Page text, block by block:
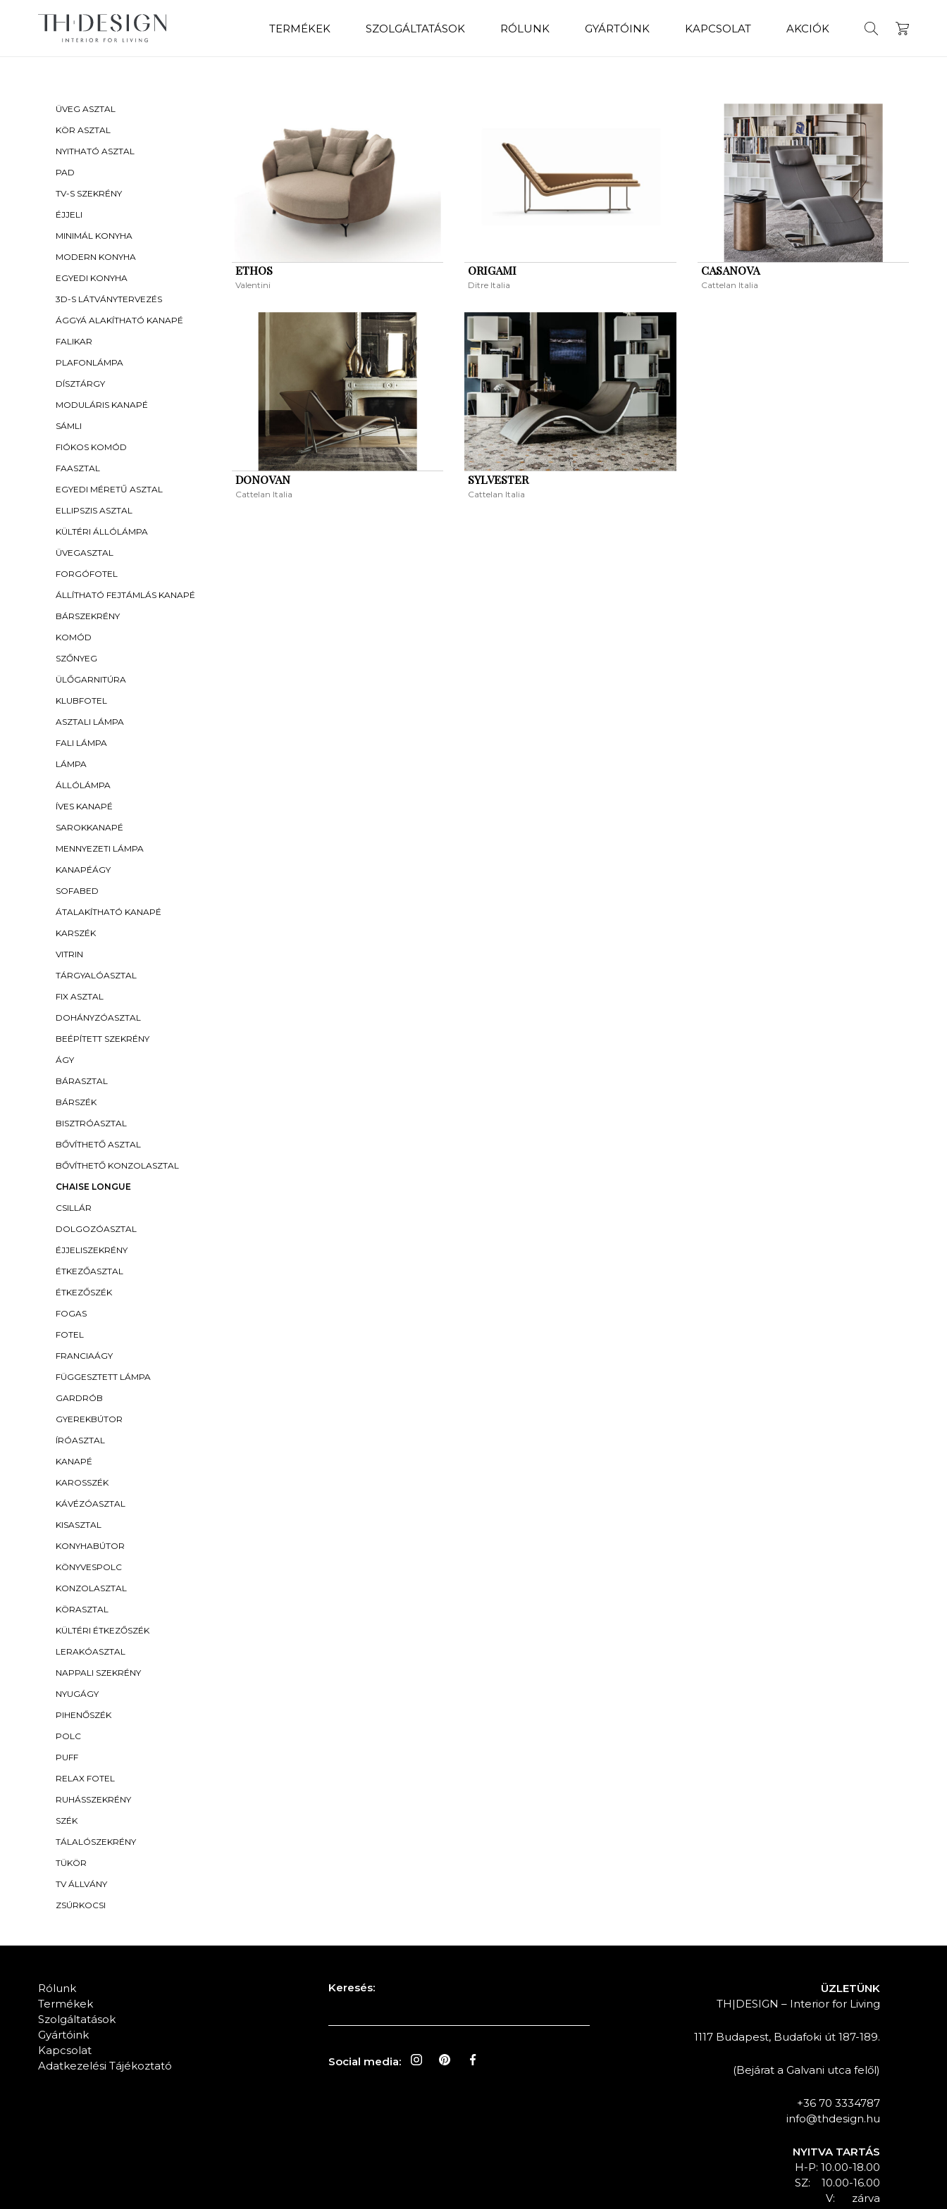
TERMÉKEK SZOLGÁLTATÁSOK RÓLUNK GYÁRTÓINK KAPCSOLAT AKCIÓK
ÜVEG ASZTAL
KÖR ASZTAL
NYITHATÓ ASZTAL
PAD
TV-S SZEKRÉNY
ÉJJELI
MINIMÁL KONYHA
MODERN KONYHA
EGYEDI KONYHA
3D-S LÁTVÁNYTERVEZÉS
ÁGGYÁ ALAKÍTHATÓ KANAPÉ
FALIKAR
PLAFONLÁMPA
DÍSZTÁRGY
MODULÁRIS KANAPÉ
SÁMLI
FIÓKOS KOMÓD
FAASZTAL
EGYEDI MÉRETŰ ASZTAL
ELLIPSZIS ASZTAL
KÜLTÉRI ÁLLÓLÁMPA
ÜVEGASZTAL
FORGÓFOTEL
ÁLLÍTHATÓ FEJTÁMLÁS KANAPÉ
BÁRSZEKRÉNY
KOMÓD
SZŐNYEG
ÜLŐGARNITÚRA
KLUBFOTEL
ASZTALI LÁMPA
FALI LÁMPA
LÁMPA
ÁLLÓLÁMPA
ÍVES KANAPÉ
SAROKKANAPÉ
MENNYEZETI LÁMPA
KANAPÉÁGY
SOFABED
ÁTALAKÍTHATÓ KANAPÉ
KARSZÉK
VITRIN
TÁRGYALÓASZTAL
FIX ASZTAL
DOHÁNYZÓASZTAL
BEÉPÍTETT SZEKRÉNY
ÁGY
BÁRASZTAL
BÁRSZÉK
BISZTRÓASZTAL
BŐVÍTHETŐ ASZTAL
BŐVÍTHETŐ KONZOLASZTAL
CHAISE LONGUE
CSILLÁR
DOLGOZÓASZTAL
ÉJJELISZEKRÉNY
ÉTKEZŐASZTAL
ÉTKEZŐSZÉK
FOGAS
FOTEL
FRANCIAÁGY
FÜGGESZTETT LÁMPA
GARDRÓB
GYEREKBÚTOR
ÍRÓASZTAL
KANAPÉ
KAROSSZÉK
KÁVÉZÓASZTAL
KISASZTAL
KONYHABÚTOR
KÖNYVESPOLC
KONZOLASZTAL
KÖRASZTAL
KÜLTÉRI ÉTKEZŐSZÉK
LERAKÓASZTAL
NAPPALI SZEKRÉNY
NYUGÁGY
PIHENŐSZÉK
POLC
PUFF
RELAX FOTEL
RUHÁSSZEKRÉNY
SZÉK
TÁLALÓSZEKRÉNY
TÜKÖR
TV ÁLLVÁNY
ZSÚRKOCSI
ETHOS
Valentini
ORIGAMI
Ditre Italia
CASANOVA
Cattelan Italia
DONOVAN
Cattelan Italia
SYLVESTER
Cattelan Italia
Rólunk
Termékek
Szolgáltatások
Gyártóink
Kapcsolat
Adatkezelési Tájékoztató
Keresés:
Social media:
ÜZLETÜNK
TH|DESIGN – Interior for Living
1117 Budapest, Budafoki út 187-189.
(Bejárat a Galvani utca felől)
+36 70 3334787
info@thdesign.hu
NYITVA TARTÁS
H-P: 10.00-18.00
SZ: 10.00-16.00
V: zárva